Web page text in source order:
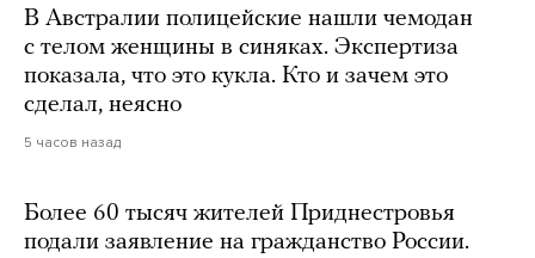
В Австралии полицейские нашли чемодан
с телом женщины в синяках. Экспертиза
показала, что это кукла. Кто и зачем это
сделал, неясно
5 часов назад
Более 60 тысяч жителей Приднестровья
подали заявление на гражданство России.